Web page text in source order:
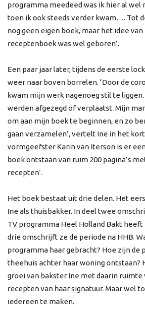
programma meedeed was ik hier al wel
toen ik ook steeds verder kwam…. Tot
nog geen eigen boek, maar het idee
receptenboek was wel geboren’.
Een paar jaar later, tijdens de eerste
weer naar boven borrelen. ‘Door de
kwam mijn werk nagenoeg stil te
werden afgezegd of verplaatst. Mijn
om aan mijn boek te beginnen, en zo
gaan verzamelen’, vertelt Ine in het
vormgeefster Karin van Iterson is er
boek ontstaan van ruim 200 pagina’s
recepten’.
Het boek bestaat uit drie delen. Het
Ine als thuisbakker. In deel twee
TV programma Heel Holland Bakt heeft
drie omschrijft ze de periode na HHB.
programma haar gebracht? Hoe zijn de
theehuis achter haar woning ontstaan?
groei van bakster Ine met daarin
recepten van haar signatuur. Maar wel
iedereen te maken.